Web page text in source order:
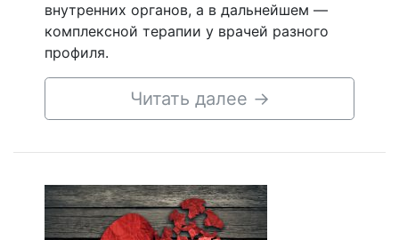
внутренних органов, а в дальнейшем —
комплексной терапии у врачей разного
профиля.
Читать далее →